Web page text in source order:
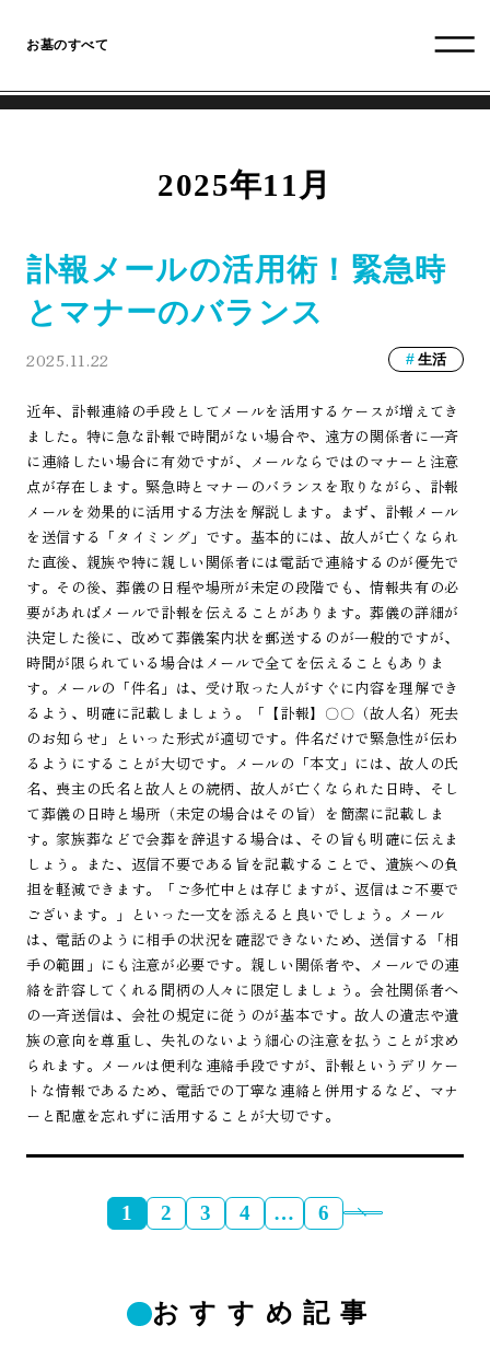
お墓のすべて
2025年11月
訃報メールの活用術！緊急時
とマナーのバランス
2025.11.22 生活
近年、訃報連絡の手段としてメールを活用するケースが増えてき
ました。特に急な訃報で時間がない場合や、遠方の関係者に一斉
に連絡したい場合に有効ですが、メールならではのマナーと注意
点が存在します。緊急時とマナーのバランスを取りながら、訃報
メールを効果的に活用する方法を解説します。まず、訃報メール
を送信する「タイミング」です。基本的には、故人が亡くなられ
た直後、親族や特に親しい関係者には電話で連絡するのが優先で
す。その後、葬儀の日程や場所が未定の段階でも、情報共有の必
要があればメールで訃報を伝えることがあります。葬儀の詳細が
決定した後に、改めて葬儀案内状を郵送するのが一般的ですが、
時間が限られている場合はメールで全てを伝えることもありま
す。メールの「件名」は、受け取った人がすぐに内容を理解でき
るよう、明確に記載しましょう。「【訃報】〇〇（故人名）死去
のお知らせ」といった形式が適切です。件名だけで緊急性が伝わ
るようにすることが大切です。メールの「本文」には、故人の氏
名、喪主の氏名と故人との続柄、故人が亡くなられた日時、そし
て葬儀の日時と場所（未定の場合はその旨）を簡潔に記載しま
す。家族葬などで会葬を辞退する場合は、その旨も明確に伝えま
しょう。また、返信不要である旨を記載することで、遺族への負
担を軽減できます。「ご多忙中とは存じますが、返信はご不要で
ございます。」といった一文を添えると良いでしょう。メール
は、電話のように相手の状況を確認できないため、送信する「相
手の範囲」にも注意が必要です。親しい関係者や、メールでの連
絡を許容してくれる間柄の人々に限定しましょう。会社関係者へ
の一斉送信は、会社の規定に従うのが基本です。故人の遺志や遺
族の意向を尊重し、失礼のないよう細心の注意を払うことが求め
られます。メールは便利な連絡手段ですが、訃報というデリケー
トな情報であるため、電話での丁寧な連絡と併用するなど、マナ
ーと配慮を忘れずに活用することが大切です。
1 2 3 4 … 6
おすすめ記事